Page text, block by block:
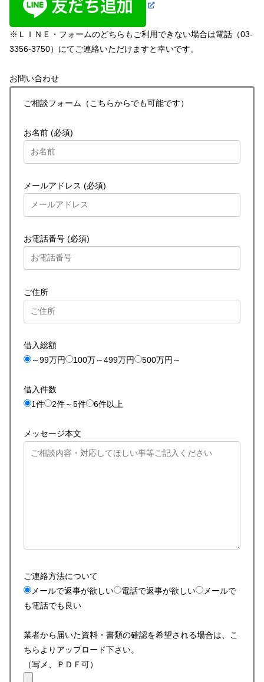
※ＬＩＮＥ・フォームのどちらもご利用できない場合は電話（03-
3356-3750）にてご連絡いただけますと幸いです。
お問い合わせ
ご相談フォーム（こちらからでも可能です）
お名前 (必須)
メールアドレス (必須)
お電話番号 (必須)
ご住所
借入総額
～99万円
100万～499万円 500万円～
借入件数
1件
2件～5件 6件以上
メッセージ本文
ご連絡方法について
メールで返事が欲しい
電話で返事が欲しい
メールで
も電話でも良い
業者から届いた資料・書類の確認を希望される場合は、こ
ちらよりアップロード下さい。
（写メ、ＰＤＦ可）